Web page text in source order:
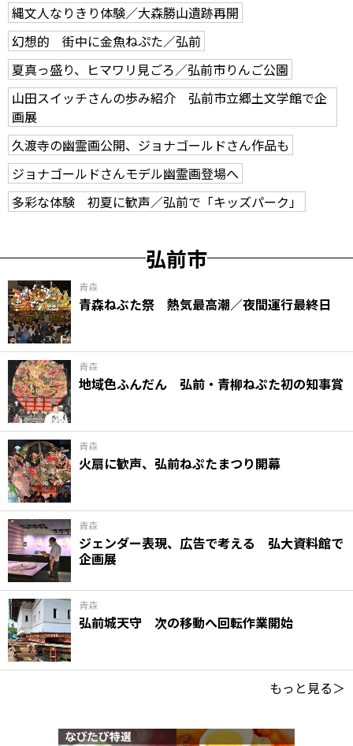
縄文人なりきり体験／大森勝山遺跡再開
幻想的 街中に金魚ねぷた／弘前
夏真っ盛り、ヒマワリ見ごろ／弘前市りんご公園
山田スイッチさんの歩み紹介 弘前市立郷土文学館で企
画展
久渡寺の幽霊画公開、ジョナゴールドさん作品も
ジョナゴールドさんモデル幽霊画登場へ
多彩な体験 初夏に歓声／弘前で「キッズパーク」
弘前市
青森
青森ねぶた祭 熱気最高潮／夜間運行最終日
青森
地域色ふんだん 弘前・青柳ねぷた初の知事賞
青森
火扇に歓声、弘前ねぷたまつり開幕
青森
ジェンダー表現、広告で考える 弘大資料館で
企画展
青森
弘前城天守 次の移動へ回転作業開始
もっと見る＞